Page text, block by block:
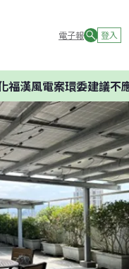
電子報 登入
建議不應開發